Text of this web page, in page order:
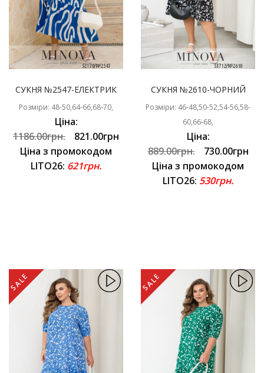
СУКНЯ №2547-ЕЛЕКТРИК
Розміри: 48-50,64-66,68-70,
Ціна:
1186.00грн.
821.00грн
Ціна з промокодом
LITO26: 621грн.
СУКНЯ №2610-ЧОРНИЙ
Розміри: 46-48,50-52,54-56,58-
60,66-68,
Ціна:
889.00грн.
730.00грн
Ціна з промокодом
LITO26: 530грн.
SALE SALE